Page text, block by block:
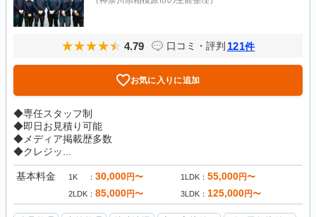
4.79 口コミ・評判 121件
お気に入りに追加
◆専任スタッフ制
◆即日お見積り可能
◆メディア掲載歴多数
◆クレジッ...
基本料金 1K 30,000円〜 1LDK 55,000円〜
2LDK 85,000円〜 3LDK 125,000円〜